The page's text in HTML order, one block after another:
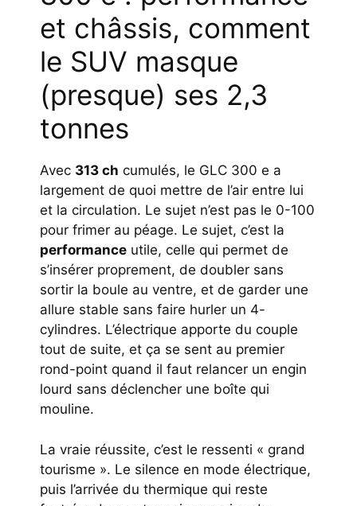
et châssis, comment
le SUV masque
(presque) ses 2,3
tonnes
Avec 313 ch cumulés, le GLC 300 e a
largement de quoi mettre de l’air entre lui
et la circulation. Le sujet n’est pas le 0-100
pour frimer au péage. Le sujet, c’est la
performance utile, celle qui permet de
s’insérer proprement, de doubler sans
sortir la boule au ventre, et de garder une
allure stable sans faire hurler un 4-
cylindres. L’électrique apporte du couple
tout de suite, et ça se sent au premier
rond-point quand il faut relancer un engin
lourd sans déclencher une boîte qui
mouline.
La vraie réussite, c’est le ressenti « grand
tourisme ». Le silence en mode électrique,
puis l’arrivée du thermique qui reste